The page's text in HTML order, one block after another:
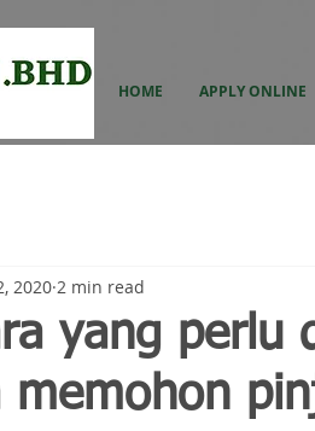
HOME APPLY ONLINE
yang perlu
memohon
2020 2 min read